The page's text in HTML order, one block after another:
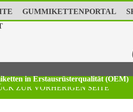
GUMMIKETTENPORTAL
in Erstausrüsterqualität (OEM)
ZUR VORHERIGEN SEITE